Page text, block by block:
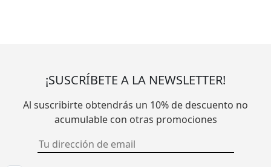
¡SUSCRÍBETE A LA NEWSLETTER!
Al suscribirte obtendrás un 10% de descuento no
acumulable con otras promociones